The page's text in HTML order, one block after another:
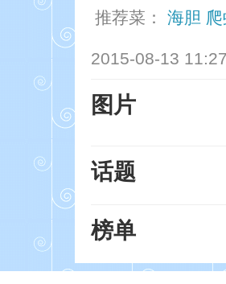
推荐菜： 海胆
2015-08-13
图片
话题
榜单